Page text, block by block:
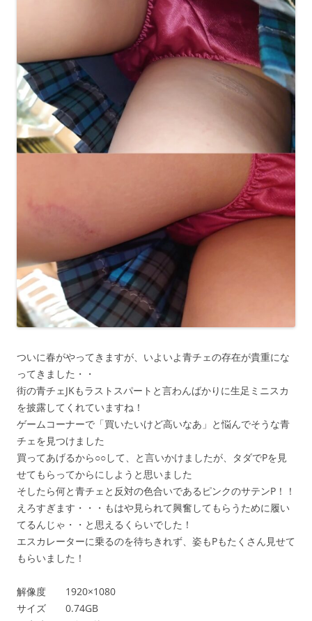
ついに春がやってきますが、いよいよ青チェの存在が貴重にな
ってきました・・
街の青チェJKもラストスパートと言わんばかりに生足ミニスカ
を披露してくれていますね！
ゲームコーナーで「買いたいけど高いなあ」と悩んでそうな青
チェを見つけました
買ってあげるから○○して、と言いかけましたが、タダでPを見
せてもらってからにしようと思いました
そしたら何と青チェと反対の色合いであるピンクのサテンP！！
えろすぎます・・・もはや見られて興奮してもらうために履い
てるんじゃ・・と思えるくらいでした！
エスカレーターに乗るのを待ちきれず、姿もPもたくさん見せて
もらいました！
解像度 1920×1080
サイズ 0.74GB